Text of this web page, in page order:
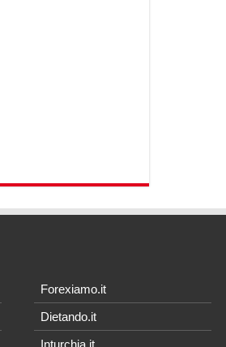
Forexiamo.it
Dietando.it
Inturchia.it